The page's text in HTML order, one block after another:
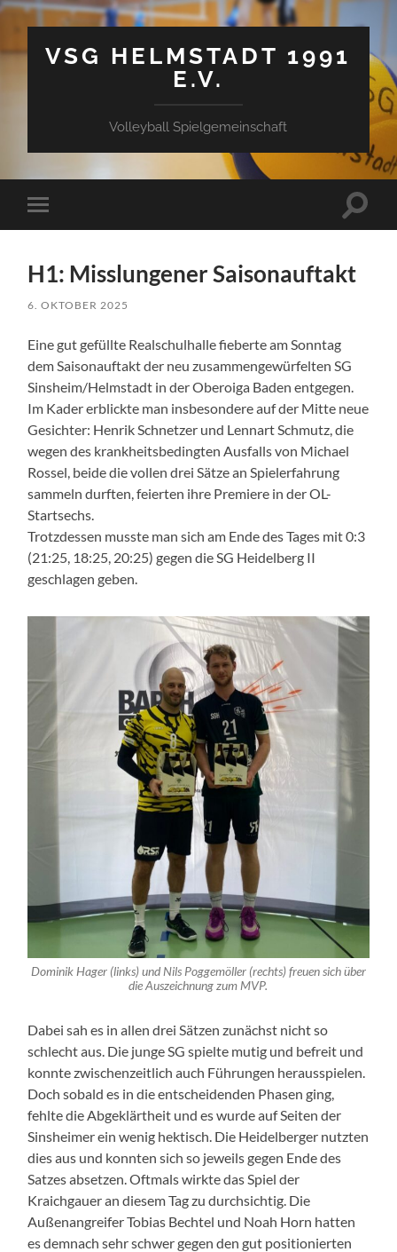
VSG HELMSTADT 1991
E.V.
Volleyball Spielgemeinschaft
Mobile-
Menü
H1: Misslungener Saisonauftakt
6. OKTOBER 2025
Eine gut gefüllte Realschulhalle fieberte am Sonntag
dem Saisonauftakt der neu zusammengewürfelten SG
Sinsheim/Helmstadt in der Oberoiga Baden entgegen.
Im Kader erblickte man insbesondere auf der Mitte neue
Gesichter: Henrik Schnetzer und Lennart Schmutz, die
wegen des krankheitsbedingten Ausfalls von Michael
Rossel, beide die vollen drei Sätze an Spielerfahrung
sammeln durften, feierten ihre Premiere in der OL-
Startsechs.
Trotzdessen musste man sich am Ende des Tages mit 0:3
(21:25, 18:25, 20:25) gegen die SG Heidelberg II
geschlagen geben.
Dominik Hager (links) und Nils Poggemöller (rechts) freuen sich über
die Auszeichnung zum MVP.
Dabei sah es in allen drei Sätzen zunächst nicht so
schlecht aus. Die junge SG spielte mutig und befreit und
konnte zwischenzeitlich auch Führungen herausspielen.
Doch sobald es in die entscheidenden Phasen ging,
fehlte die Abgeklärtheit und es wurde auf Seiten der
Sinsheimer ein wenig hektisch. Die Heidelberger nutzten
dies aus und konnten sich so jeweils gegen Ende des
Satzes absetzen. Oftmals wirkte das Spiel der
Kraichgauer an diesem Tag zu durchsichtig. Die
Außenangreifer Tobias Bechtel und Noah Horn hatten
es demnach sehr schwer gegen den gut positionierten